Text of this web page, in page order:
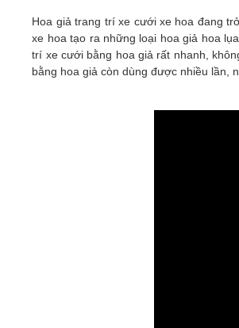
Hoa giả trang trí xe cưới xe hoa đang
xe hoa tạo ra những loại hoa giả hoa
trí xe cưới bằng hoa giả rất nhanh,
bằng hoa giả còn dùng được nhiều lần,